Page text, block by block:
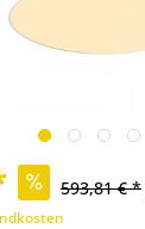
593,81 € *